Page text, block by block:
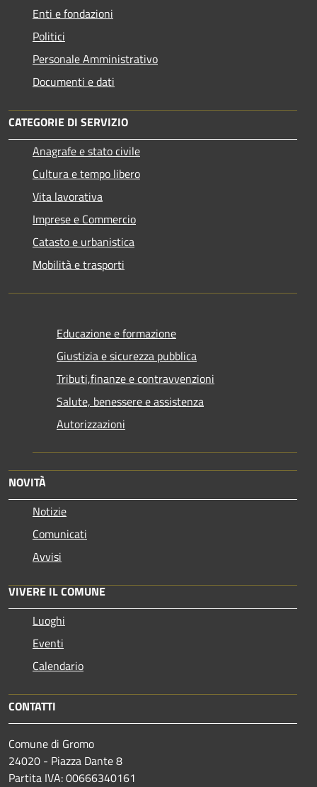
Enti e fondazioni
Politici
Personale Amministrativo
Documenti e dati
CATEGORIE DI SERVIZIO
Anagrafe e stato civile
Cultura e tempo libero
Vita lavorativa
Imprese e Commercio
Catasto e urbanistica
Mobilità e trasporti
Educazione e formazione
Giustizia e sicurezza pubblica
Tributi,finanze e contravvenzioni
Salute, benessere e assistenza
Autorizzazioni
NOVITÀ
Notizie
Comunicati
Avvisi
VIVERE IL COMUNE
Luoghi
Eventi
Calendario
CONTATTI
Comune di Gromo
24020 - Piazza Dante 8
Partita IVA: 00666340161